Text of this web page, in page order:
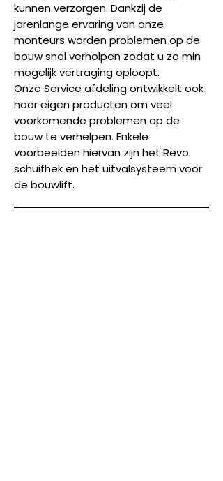
kunnen verzorgen. Dankzij de
jarenlange ervaring van onze
monteurs worden problemen op de
bouw snel verholpen zodat u zo min
mogelijk vertraging oploopt.
Onze Service afdeling ontwikkelt ook
haar eigen producten om veel
voorkomende problemen op de
bouw te verhelpen. Enkele
voorbeelden hiervan zijn het Revo
schuifhek en het uitvalsysteem voor
de bouwlift.